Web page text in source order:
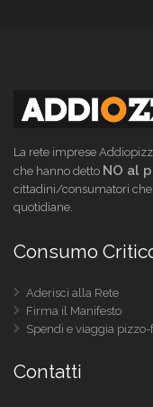
La rete imprese
che hanno detto NO al
cittadini/consumatori che
quotidiane.
Consumo
Aderisci alla Rete
Firma il Manifesto
Spendi e viaggia pizzo-
Contatti